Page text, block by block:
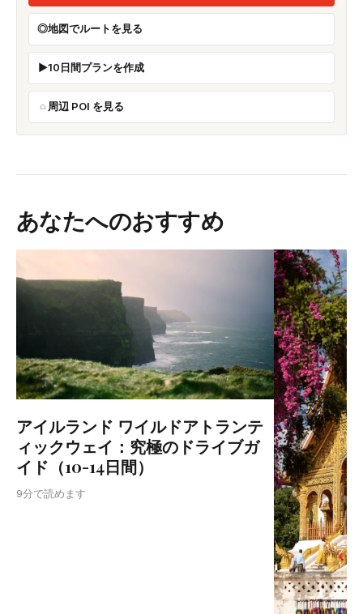
地図でルートを見る
10日間プランを作成
周辺 POI を見る
あなたへのおすすめ
アイルランド ワイルドアトランテ
ィックウェイ：究極のドライブガ
イド（10-14日間）
9分で読めます